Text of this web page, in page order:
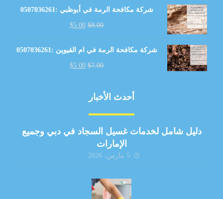
شركة مكافحة الرمة في أبوظبي :0507036261
$8.00
$5.00
شركة مكافحة الرمة في ام القيوين :0507036261
$7.00
$5.00
أحدث الأخبار
دليل شامل لخدمات غسيل السجاد في دبي وجميع
الإمارات
5 مارس، 2026